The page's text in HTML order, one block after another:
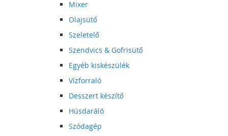
Mixer
Olajsütő
Szeletelő
Szendvics & Gofrisütő
Egyéb kiskészülék
Vízforraló
Desszert készítő
Húsdaráló
Szódagép